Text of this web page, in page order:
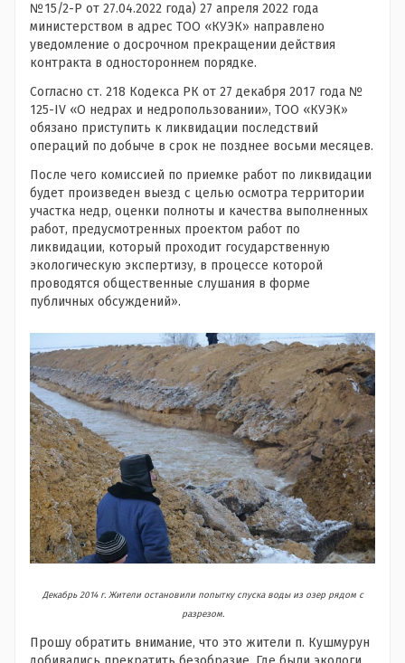
№15/2-Р от 27.04.2022 года) 27 апреля 2022 года
министерством в адрес ТОО «КУЭК» направлено
уведомление о досрочном прекращении действия
контракта в одностороннем порядке.
Согласно ст. 218 Кодекса РК от 27 декабря 2017 года №
125-IV «О недрах и недропользовании», ТОО «КУЭК»
обязано приступить к ликвидации последствий
операций по добыче в срок не позднее восьми месяцев.
После чего комиссией по приемке работ по ликвидации
будет произведен выезд с целью осмотра территории
участка недр, оценки полноты и качества выполненных
работ, предусмотренных проектом работ по
ликвидации, который проходит государственную
экологическую экспертизу, в процессе которой
проводятся общественные слушания в форме
публичных обсуждений».
Декабрь 2014 г. Жители остановили попытку спуска воды из озер рядом с
разрезом.
Прошу обратить внимание, что это жители п. Кушмурун